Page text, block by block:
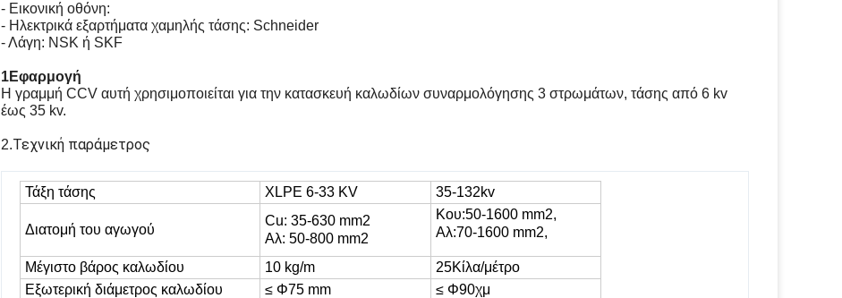
- Εικονική οθόνη:
- Ηλεκτρικά εξαρτήματα χαμηλής τάσης: Schneider
- Λάγη: NSK ή SKF
1Εφαρμογή
Η γραμμή CCV αυτή χρησιμοποιείται για την κατασκευή καλωδίων συναρμολόγησης 3 στρωμάτων, τάσης από 6 kv
έως 35 kv.
2.Τεχνική παράμετρος
Τάξη τάσης XLPE 6-33 KV 35-132kv
Διατομή του αγωγού
Cu: 35-630 mm2
Αλ: 50-800 mm2
Κου:50-1600 mm2,
Αλ:70-1600 mm2,
Μέγιστο βάρος καλωδίου 10 kg/m 25Κίλα/μέτρο
Εξωτερική διάμετρος καλωδίου
≤ Φ75 mm ≤ Φ90χμ